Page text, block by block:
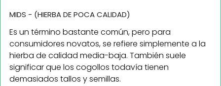
MIDS - (HIERBA DE POCA CALIDAD)
Es un término bastante común, pero para
consumidores novatos, se refiere simplemente a la
hierba de calidad media-baja. También suele
significar que los cogollos todavía tienen
demasiados tallos y semillas.